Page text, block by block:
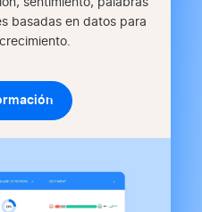
basadas en datos para